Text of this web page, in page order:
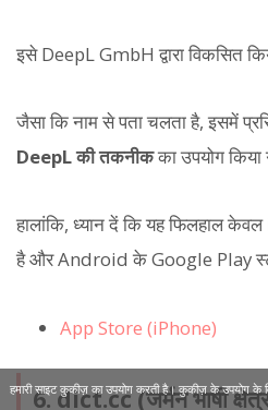
इसे DeepL GmbH द्वारा विकसित
जैसा कि नाम से पता चलता है, इसमें
DeepL की तकनीकका उपयोग किया
हालांकि, ध्यान दें कि यह फिलहाल
है और Android के Google Play
App Store (iPhone)
6. dict.cc (जर्मन भाषी
हमारी साइट कुकीज़ का उपयोग करती है। कुकीज़ के उपयोग के